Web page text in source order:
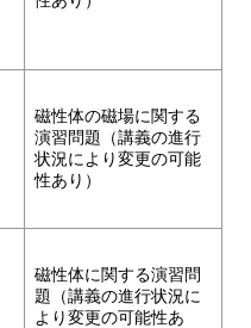
磁性体の磁場に関する
演習問題（講義の進行
状況により変更の可能
性あり）
磁性体に関する演習問
題（講義の進行状況に
より変更の可能性あ